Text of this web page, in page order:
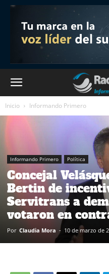
Inicio Informando Primero
Informando Primero Política
Concejal
Bertin de
Servitrans a
votaron en
Por Claudia Mora - 10 de marzo de